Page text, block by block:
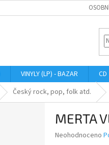
VINYLY (LP) - BAZAR CD
Český rock, pop, folk atd.
MERTA
Průměrné
Neohodnoceno